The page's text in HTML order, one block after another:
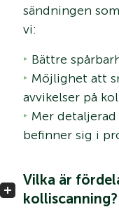
sändningen
vi:
Bättre
Möjlighet att
avvikelser på
Mer
befinner sig i
Vilka är
kolliscanning?